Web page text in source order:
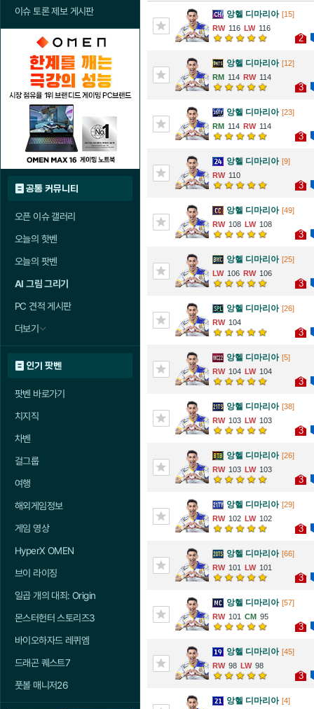
이슈 토론 제보 게시판
공통 커뮤니티
오픈 이슈 갤러리
오늘의 핫벤
오늘의 팟벤
AI 그림 그리기
PC 견적 게시판
더보기
인기 팟벤
팟벤 바로가기
치지직
차벤
걸그룹
여행
해외게임정보
게임 영상
HyperX OMEN
브이 라이징
일곱 개의 대죄: Origin
몬스터헌터 스토리즈3
바이오하자드 레퀴엠
드래곤 퀘스트7
풋볼 매니저26
앙헬 디마리아 [15]
116
116
2
앙헬 디마리아 [12]
114
114
3
앙헬 디마리아 [23]
114
114
3
앙헬 디마리아 [9]
110
3
앙헬 디마리아 [49]
108
108
3
앙헬 디마리아 [25]
106
106
3
앙헬 디마리아 [26]
104
3
앙헬 디마리아 [5]
104
104
3
앙헬 디마리아 [38]
103
103
3
앙헬 디마리아 [26]
103
103
3
앙헬 디마리아 [29]
102
102
3
앙헬 디마리아 [66]
101
101
3
앙헬 디마리아 [57]
101
95
3
앙헬 디마리아 [45]
98
98
3
앙헬 디마리아 [4]